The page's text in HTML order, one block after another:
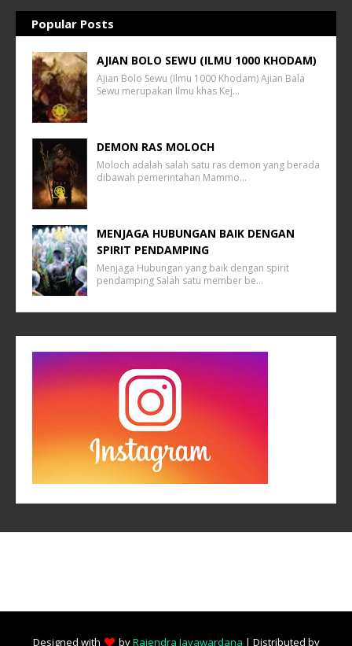
Popular Posts
AJIAN BOLO SEWU (ILMU 1000 KHODAM)
Ajian Bolo Sewu (Ilmu 1000 Khodam) Ajian Bala
Sewu merupakan Ilmu khas Kej…
DEMON RAS MOLOCH
Moloch adalah salah satu ras demon yang berada
dibawah pemerintahan Mammo…
MENJAGA HUBUNGAN BAIK DENGAN
SPIRIT PENDAMPING
Menjaga Hubungan yang baik dengan spirit
pendamping Salah satu member be…
Designed with byRajendra Jayawardana | Distributed by